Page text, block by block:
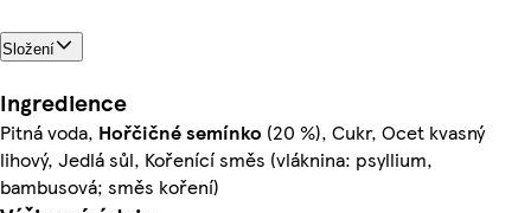
Složení
Ingredience
Pitná voda, Hořčičnésemínko (20 %), Cukr, Ocet kvasný
lihový, Jedlá sůl, Kořenící směs (vláknina: psyllium,
bambusová; směs koření)